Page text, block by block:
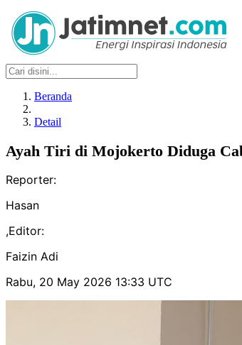
Beranda
Detail
Ayah Tiri di Mojokerto Diduga
Reporter:
Hasan
,Editor:
Faizin Adi
Rabu, 20 May 2026 13:33 UTC